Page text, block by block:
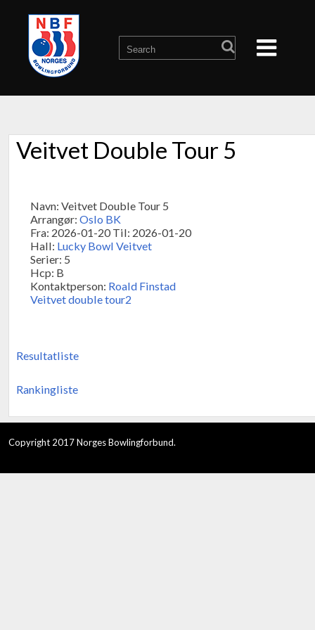
Veitvet Double Tour 5
Navn: Veitvet Double Tour 5
Arrangør: Oslo BK
Fra: 2026-01-20 Til: 2026-01-20
Hall: Lucky Bowl Veitvet
Serier: 5
Hcp: B
Kontaktperson: Roald Finstad
Veitvet double tour2
Resultatliste
Rankingliste
Copyright 2017 Norges Bowlingforbund.